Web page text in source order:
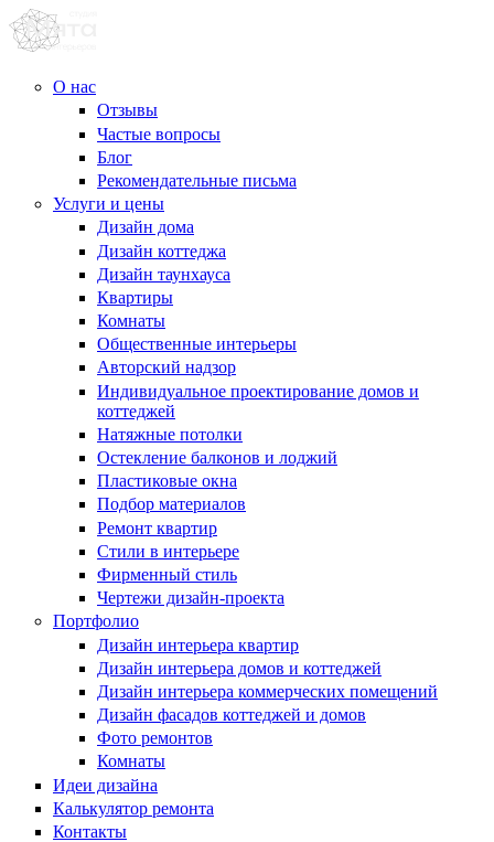
О нас
Отзывы
Частые вопросы
Блог
Рекомендательные письма
Услуги и цены
Дизайн дома
Дизайн коттеджа
Дизайн таунхауса
Квартиры
Комнаты
Общественные интерьеры
Авторский надзор
Индивидуальное проектирование домов и
коттеджей
Натяжные потолки
Остекление балконов и лоджий
Пластиковые окна
Подбор материалов
Ремонт квартир
Стили в интерьере
Фирменный стиль
Чертежи дизайн-проекта
Портфолио
Дизайн интерьера квартир
Дизайн интерьера домов и коттеджей
Дизайн интерьера коммерческих помещений
Дизайн фасадов коттеджей и домов
Фото ремонтов
Комнаты
Идеи дизайна
Калькулятор ремонта
Контакты